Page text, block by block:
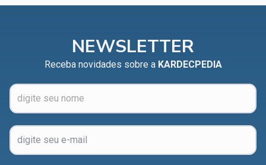
NEWSLETTER
Receba novidades sobre a KARDECPEDIA